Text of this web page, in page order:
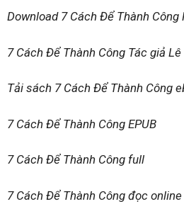
Download 7 Cách Để Thành Công
7 Cách Để Thành Công Tác giả Lê
Tải sách 7 Cách Để Thành Công
7 Cách Để Thành Công EPUB
7 Cách Để Thành Công full
7 Cách Để Thành Công đọc online